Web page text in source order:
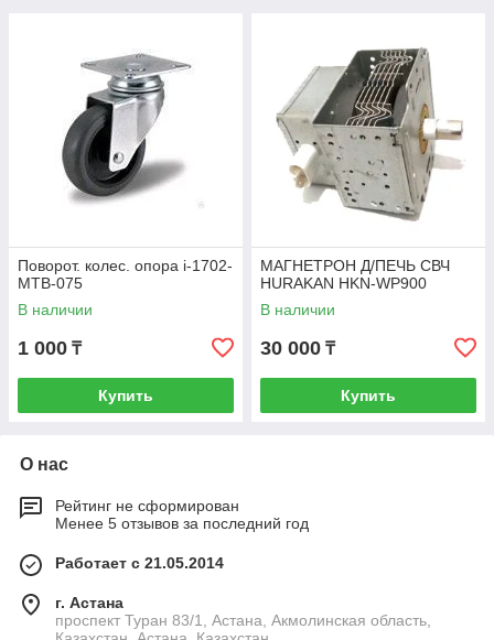
Поворот. колес. опора i-1702-
MTB-075
В наличии
1 000 ₸
Купить
МАГНЕТРОН Д/ПЕЧЬ СВЧ
HURAKAN HKN-WP900
В наличии
30 000 ₸
Купить
О нас
Рейтинг не сформирован
Менее 5 отзывов за последний год
Работает с 21.05.2014
г. Астана
проспект Туран 83/1, Астана, Акмолинская область,